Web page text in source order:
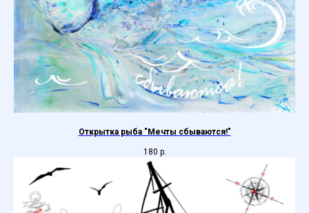
Открытка рыба "Мечты сбываются!"
180 р.